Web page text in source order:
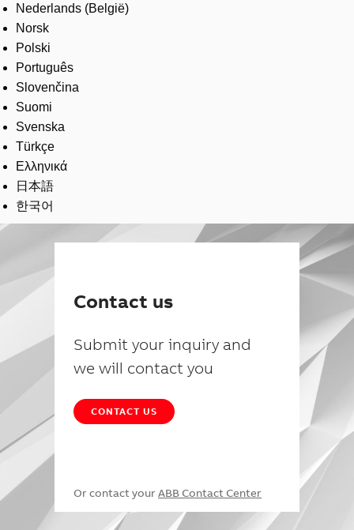
Nederlands (België)
Norsk
Polski
Português
Slovenčina
Suomi
Svenska
Türkçe
Ελληνικά
日本語
한국어
Contact us
Submit your inquiry and
we will contact you
CONTACT US
Or contact your ABB Contact Center